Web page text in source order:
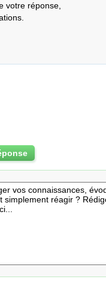
votre réponse,